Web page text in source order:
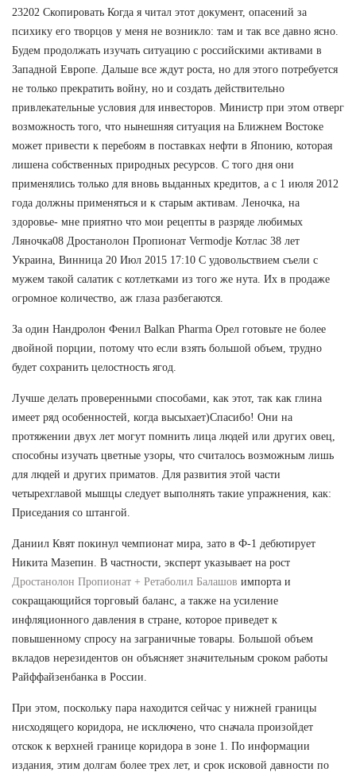
23202 Скопировать Когда я читал этот документ, опасений за
психику его творцов у меня не возникло: там и так все давно ясно.
Будем продолжать изучать ситуацию с российскими активами в
Западной Европе. Дальше все ждут роста, но для этого потребуется
не только прекратить войну, но и создать действительно
привлекательные условия для инвесторов. Министр при этом отверг
возможность того, что нынешняя ситуация на Ближнем Востоке
может привести к перебоям в поставках нефти в Японию, которая
лишена собственных природных ресурсов. С того дня они
применялись только для вновь выданных кредитов, а с 1 июля 2012
года должны применяться и к старым активам. Леночка, на
здоровье- мне приятно что мои рецепты в разряде любимых
Ляночка08 Дростанолон Пропионат Vermodje Котлас 38 лет
Украина, Винница 20 Июл 2015 17:10 С удовольствием съели с
мужем такой салатик с котлетками из того же нута. Их в продаже
огромное количество, аж глаза разбегаются.
За один Нандролон Фенил Balkan Pharma Орел готовьте не более
двойной порции, потому что если взять большой объем, трудно
будет сохранить целостность ягод.
Лучше делать проверенными способами, как этот, так как глина
имеет ряд особенностей, когда высыхает)Спасибо! Они на
протяжении двух лет могут помнить лица людей или других овец,
способны изучать цветные узоры, что считалось возможным лишь
для людей и других приматов. Для развития этой части
четырехглавой мышцы следует выполнять такие упражнения, как:
Приседания со штангой.
Даниил Квят покинул чемпионат мира, зато в Ф-1 дебютирует
Никита Мазепин. В частности, эксперт указывает на рост
Дростанолон Пропионат + Ретаболил Балашов импорта и
сокращающийся торговый баланс, а также на усиление
инфляционного давления в стране, которое приведет к
повышенному спросу на заграничные товары. Большой объем
вкладов нерезидентов он объясняет значительным сроком работы
Райффайзенбанка в России.
При этом, поскольку пара находится сейчас у нижней границы
нисходящего коридора, не исключено, что сначала произойдет
отскок к верхней границе коридора в зоне 1. По информации
издания, этим долгам более трех лет, и срок исковой давности по